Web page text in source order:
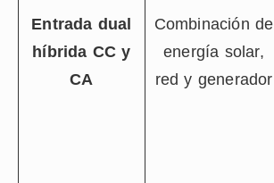
Entrada dual
híbrida CC y
CA
Combinación de
energía solar,
red y generador